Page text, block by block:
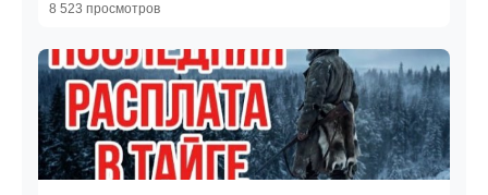
8 523 просмотров